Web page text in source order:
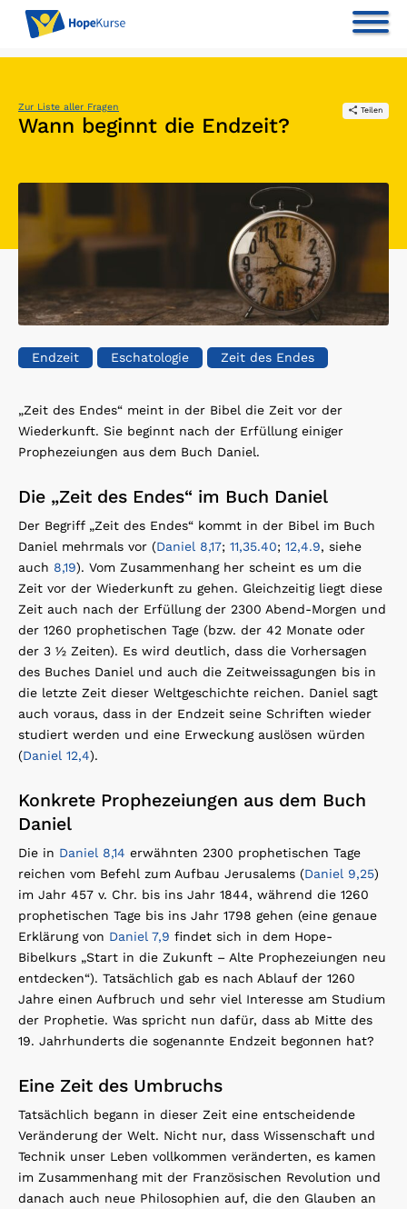
Zur Liste aller Fragen Teilen
Wann beginnt die Endzeit?
Endzeit Eschatologie Zeit des Endes
„Zeit des Endes“ meint in der Bibel die Zeit vor der
Wiederkunft. Sie beginnt nach der Erfüllung einiger
Prophezeiungen aus dem Buch Daniel.
Die „Zeit des Endes“ im Buch Daniel
Der Begriff „Zeit des Endes“ kommt in der Bibel im Buch
Daniel mehrmals vor (Daniel 8,17; 11,35.40; 12,4.9, siehe
auch 8,19). Vom Zusammenhang her scheint es um die
Zeit vor der Wiederkunft zu gehen. Gleichzeitig liegt diese
Zeit auch nach der Erfüllung der 2300 Abend-Morgen und
der 1260 prophetischen Tage (bzw. der 42 Monate oder
der 3 ½ Zeiten). Es wird deutlich, dass die Vorhersagen
des Buches Daniel und auch die Zeitweissagungen bis in
die letzte Zeit dieser Weltgeschichte reichen. Daniel sagt
auch voraus, dass in der Endzeit seine Schriften wieder
studiert werden und eine Erweckung auslösen würden
(Daniel 12,4).
Konkrete Prophezeiungen aus dem Buch
Daniel
Die in Daniel 8,14 erwähnten 2300 prophetischen Tage
reichen vom Befehl zum Aufbau Jerusalems (Daniel 9,25)
im Jahr 457 v. Chr. bis ins Jahr 1844, während die 1260
prophetischen Tage bis ins Jahr 1798 gehen (eine genaue
Erklärung von Daniel 7,9 findet sich in dem Hope-
Bibelkurs „Start in die Zukunft – Alte Prophezeiungen neu
entdecken“). Tatsächlich gab es nach Ablauf der 1260
Jahre einen Aufbruch und sehr viel Interesse am Studium
der Prophetie. Was spricht nun dafür, dass ab Mitte des
19. Jahrhunderts die sogenannte Endzeit begonnen hat?
Eine Zeit des Umbruchs
Tatsächlich begann in dieser Zeit eine entscheidende
Veränderung der Welt. Nicht nur, dass Wissenschaft und
Technik unser Leben vollkommen veränderten, es kamen
im Zusammenhang mit der Französischen Revolution und
danach auch neue Philosophien auf, die den Glauben an